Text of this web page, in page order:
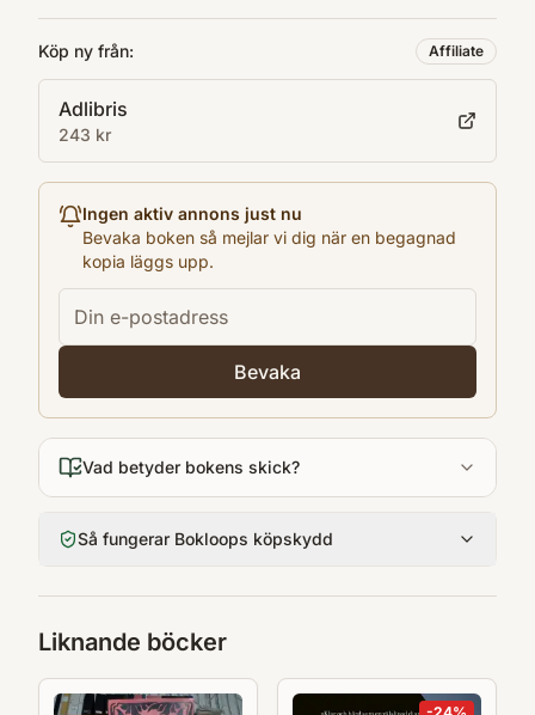
tjänstemaninnor.10. Den demokratiska
tanken och kvinnornas platser.11.
Rösträttsrörelsens Europa.12. Kvinnor och
krig.13. Kvinnor och
välfärdsstat.PinterestTwitter
Utgivningsår
2000
Antal sidor
224
Språk
Svenska
Format
Pocket
Köp ny från: Affiliate
Adlibris
243 kr
Ingen aktiv annons just nu
Bevaka boken så mejlar vi dig när en begagnad
kopia läggs upp.
Bevaka
Vad betyder bokens skick?
Så fungerar Bokloops köpskydd
Liknande böcker